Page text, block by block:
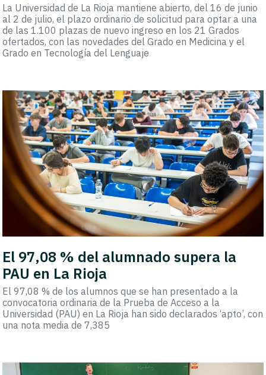
La Universidad de La Rioja mantiene abierto, del 16 de junio
al 2 de julio, el plazo ordinario de solicitud para optar a una
de las 1.100 plazas de nuevo ingreso en los 21 Grados
ofertados, con las novedades del Grado en Medicina y el
Grado en Tecnología del Lenguaje
El 97,08 % del alumnado supera la
PAU en La Rioja
El 97,08 % de los alumnos que se han presentado a la
convocatoria ordinaria de la Prueba de Acceso a la
Universidad (PAU) en La Rioja han sido declarados ‘apto’, con
una nota media de 7,385